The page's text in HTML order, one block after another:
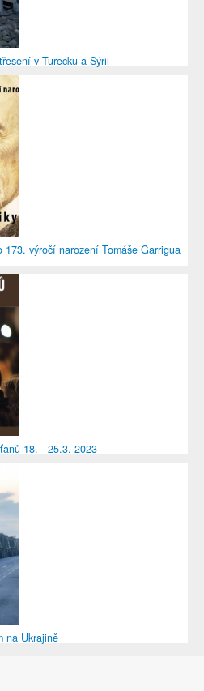
v Turecku a Sýrii
výročí narození Tomáše Garrigua
18. - 25.3. 2023
na Ukrajině